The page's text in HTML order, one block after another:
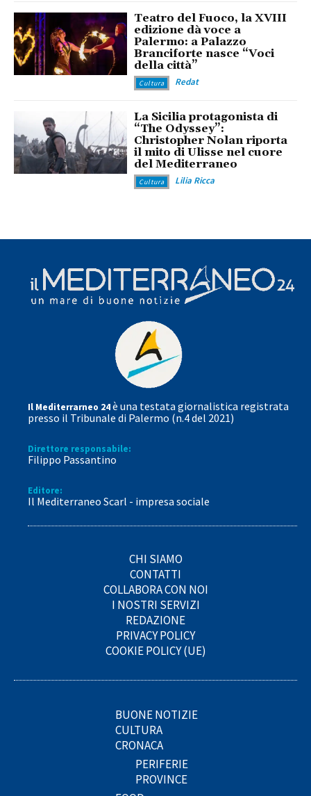
Teatro del Fuoco, la XVIII
edizione dà voce a
Palermo: a Palazzo
Branciforte nasce “Voci
della città”
Cultura Redat
La Sicilia protagonista di
“The Odyssey”:
Christopher Nolan riporta
il mito di Ulisse nel cuore
del Mediterraneo
Cultura Lilia Ricca
Il Mediterrarneo 24è una testata giornalistica registrata
presso il Tribunale di Palermo (n.4 del 2021)
Direttore responsabile:
Filippo Passantino
Editore:
Il Mediterraneo Scarl - impresa sociale
CHI SIAMO
CONTATTI
COLLABORA CON NOI
I NOSTRI SERVIZI
REDAZIONE
PRIVACY POLICY
COOKIE POLICY (UE)
BUONE NOTIZIE
CULTURA
CRONACA
PERIFERIE
PROVINCE